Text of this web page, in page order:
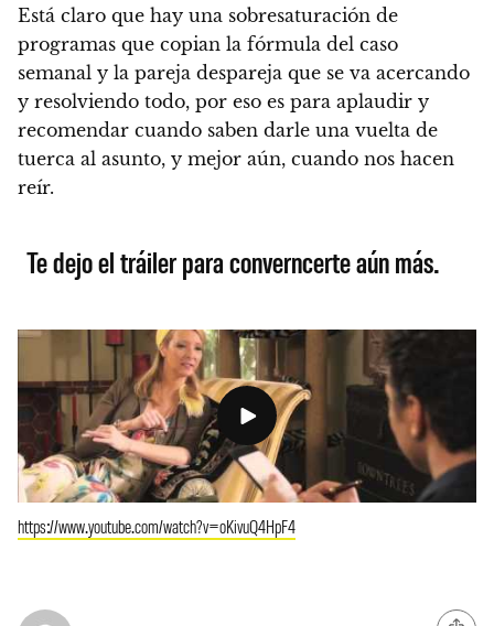
Está claro que hay una sobresaturación de
programas que copian la fórmula del caso
semanal y la pareja despareja que se va acercando
y resolviendo todo, por eso es para aplaudir y
recomendar cuando saben darle una vuelta de
tuerca al asunto, y mejor aún, cuando nos hacen
reír.
Te dejo el tráiler para converncerte aún más.
https://www.youtube.com/watch?v=oKivuQ4HpF4